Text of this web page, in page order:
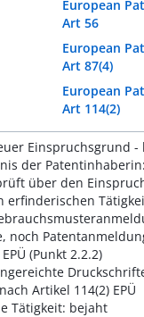
European
Art 56
European
Art 87(4)
European
Art 114(2)
Einspruchsgrund -
der
über den
erfinderischen
noch
(Punkt 2.2.2)
Artikel 114(2) EPÜ
Tätigkeit: bejaht